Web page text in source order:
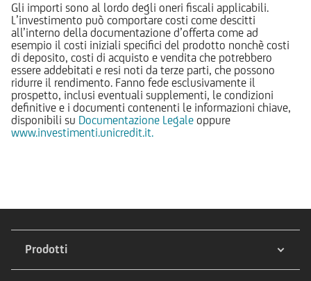
Gli importi sono al lordo degli oneri fiscali applicabili.
L’investimento può comportare costi come descitti
all’interno della documentazione d’offerta come ad
esempio il costi iniziali specifici del prodotto nonchè costi
di deposito, costi di acquisto e vendita che potrebbero
essere addebitati e resi noti da terze parti, che possono
ridurre il rendimento. Fanno fede esclusivamente il
prospetto, inclusi eventuali supplementi, le condizioni
definitive e i documenti contenenti le informazioni chiave,
disponibili su Documentazione Legale oppure
www.investimenti.unicredit.it.
Prodotti